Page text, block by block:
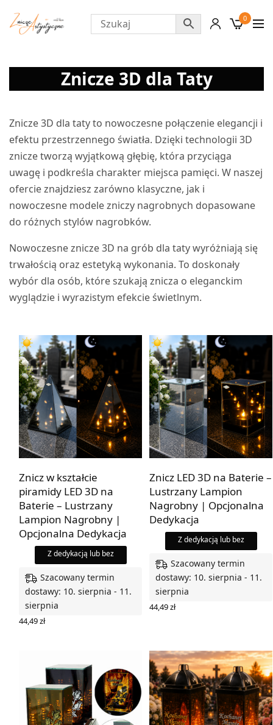
0
Znicze 3D dla Taty
Znicze 3D dla taty to nowoczesne połączenie elegancji i
efektu przestrzennego światła. Dzięki technologii 3D
zniczetworzą wyjątkową głębię, która przyciąga
uwagę i podkreśla charakter miejsca pamięci. W naszej
ofercie znajdziesz zarówno klasyczne, jak i
nowoczesne modele zniczy nagrobnych dopasowane
do różnych stylów nagrobków.
Nowoczesne znicze 3D na grób dla taty wyróżniają się
trwałością oraz estetyką wykonania. To doskonały
wybór dla osób, które szukają znicza o eleganckim
wyglądzie i wyrazistym efekcie świetlnym.
Znicz w kształcie
piramidy LED 3D na
Baterie – Lustrzany
Lampion Nagrobny |
Opcjonalna Dedykacja
Z dedykacją lub bez
Szacowany termin
dostawy: 10. sierpnia - 11.
sierpnia
44,49zł
Znicz LED 3D na Baterie –
Lustrzany Lampion
Nagrobny | Opcjonalna
Dedykacja
Z dedykacją lub bez
Szacowany termin
dostawy: 10. sierpnia - 11.
sierpnia
44,49zł